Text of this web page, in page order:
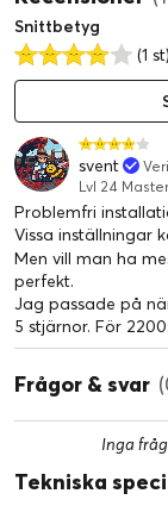
Snittbetyg
(1 st)
svent
Lvl 24
Problemfri
Vissa inställningar
Men vill man ha
perfekt.
Jag passade på
5 stjärnor. För
Frågor & svar
Inga
Tekniska